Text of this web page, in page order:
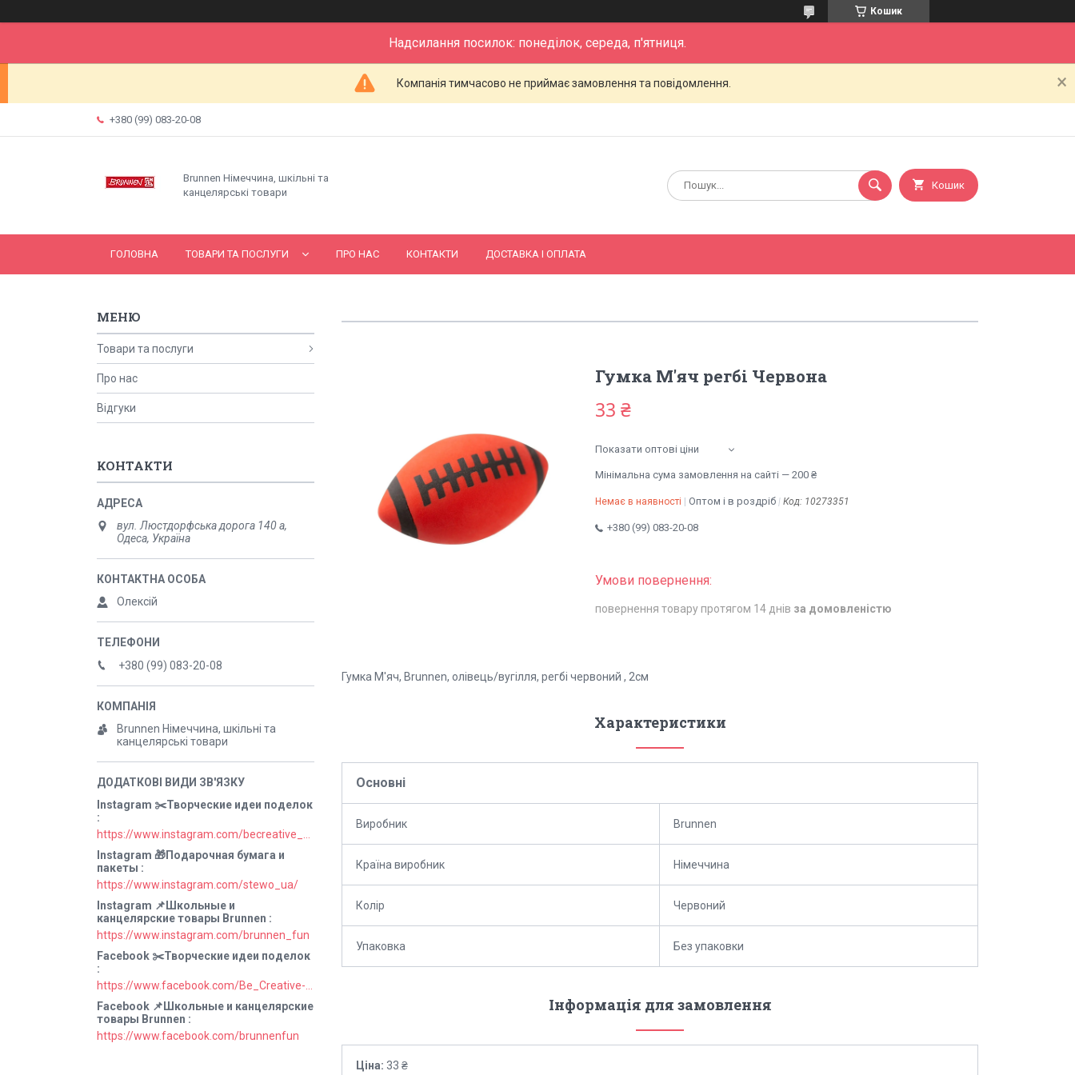
Кошик
Надсилання посилок: понеділок, середа, п'ятниця.
Компанія тимчасово не приймає замовлення та повідомлення.
+380 (99) 083-20-08
Brunnen Німеччина, шкільні та
канцелярські товари
Кошик
ГОЛОВНА ТОВАРИ ТА ПОСЛУГИ ПРО НАС КОНТАКТИ ДОСТАВКА І ОПЛАТА
Гумка М'яч регбі Червона
33 ₴
Показати оптові ціни
Мінімальна сума замовлення на сайті — 200 ₴
Немає в наявності Оптом і в роздріб Код: 10273351
+380 (99) 083-20-08
повернення товару протягом 14 днів за домовленістю
Гумка М'яч, Brunnen, олівець/вугілля, регбі червоний , 2см
Характеристики
Основні
Виробник Brunnen
Країна виробник Німеччина
Колір Червоний
Упаковка Без упаковки
Інформація для замовлення
Ціна: 33 ₴
Товари та послуги
Про нас
Відгуки
КОНТАКТИ
вул. Люстдорфська дорога 140 а,
Одеса, Україна
Олексій
+380 (99) 083-20-08
Brunnen Німеччина, шкільні та
канцелярські товари
Instagram ✂️Творческие идеи поделок
Instagram 🎁Подарочная бумага и
пакеты
https://www.instagram.com/stewo_ua/
Instagram 📌Школьные и
канцелярские товары Brunnen
https://www.instagram.com/brunnen_fun
Facebook ✂️Творческие идеи поделок
Facebook 📌Школьные и канцелярские
товары Brunnen
https://www.facebook.com/brunnenfun